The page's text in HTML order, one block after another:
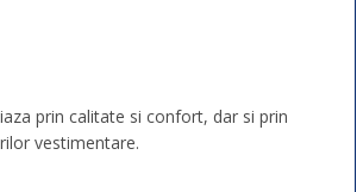
prin calitate si confort, dar si prin
vestimentare.